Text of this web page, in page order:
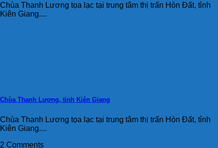
Chùa Thanh Lương tọa lạc tại trung tâm thị trấn Hòn Đất, tỉnh
Kiên Giang....
Chùa Thanh Lương, tỉnh Kiên Giang
Chùa Thanh Lương tọa lạc tại trung tâm thị trấn Hòn Đất, tỉnh
Kiên Giang....
2 Comments